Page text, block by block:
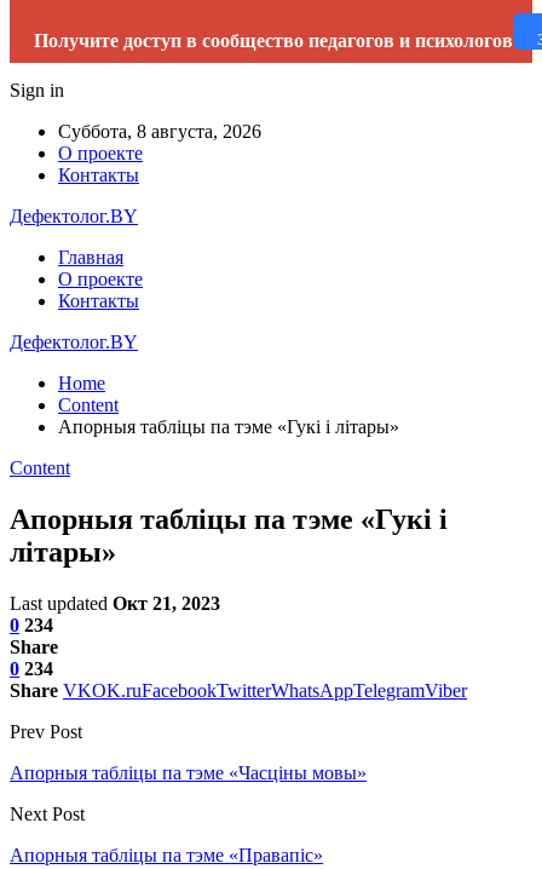
Получите доступ в сообщество педагогов и психологов
Sign in
Суббота, 8 августа, 2026
О проекте
Контакты
Дефектолог.BY
Главная
О проекте
Контакты
Дефектолог.BY
Home
Content
Апорныя таблiцы па тэме «Гукi i лiтары»
Content
Апорныя таблiцы па тэме «Гукi i
лiтары»
Last updated Окт 21, 2023
0 234
Share
0 234
Share VKOK.ruFacebookTwitterWhatsAppTelegramViber
Prev Post
Апорныя таблiцы па тэме «Часцiны мовы»
Next Post
Апорныя таблiцы па тэме «Правапiс»